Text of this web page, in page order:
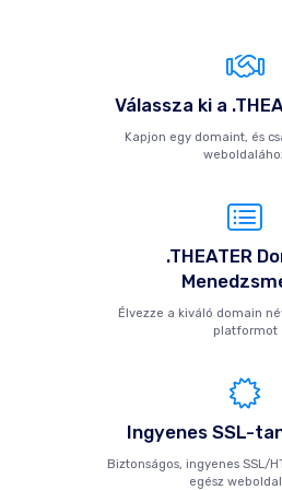
Válassza ki a
Kapjon egy domaint, és
.THEATER
Élvezze a kiváló domain
platformot
Ingyenes SSL-
Biztonságos, ingyenes SSL/
egész